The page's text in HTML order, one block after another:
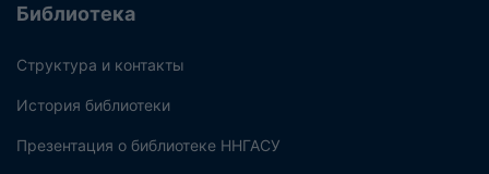
Библиотека
Структура и контакты
История библиотеки
Презентация о библиотеке ННГАСУ